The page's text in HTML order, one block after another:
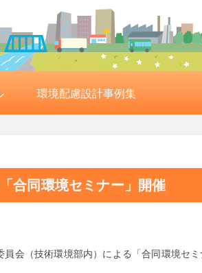
環境配慮設計事例集
合同環境セミナー」開催
会（技術環境部内）による「合同環境セ